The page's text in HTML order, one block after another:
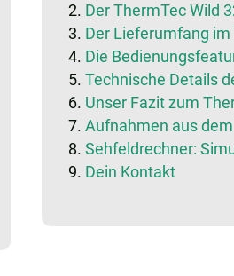
Der ThermTec Wild
Der Lieferumfang
Die
Technische Details
Unser Fazit zum
Aufnahmen aus
Sehfeldrechner:
Dein Kontakt